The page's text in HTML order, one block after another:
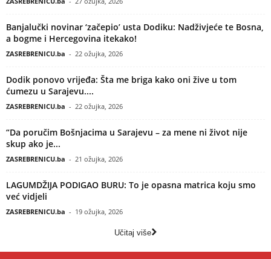
Banjalučki novinar ‘začepio’ usta Dodiku: Nadživjeće te Bosna,
a bogme i Hercegovina itekako!
ZASREBRENICU.ba - 22 ožujka, 2026
Dodik ponovo vrijeđa: Šta me briga kako oni žive u tom
ćumezu u Sarajevu....
ZASREBRENICU.ba - 22 ožujka, 2026
“Da poručim Bošnjacima u Sarajevu – za mene ni život nije
skup ako je...
ZASREBRENICU.ba - 21 ožujka, 2026
LAGUMDŽIJA PODIGAO BURU: To je opasna matrica koju smo
već vidjeli
ZASREBRENICU.ba - 19 ožujka, 2026
Učitaj više